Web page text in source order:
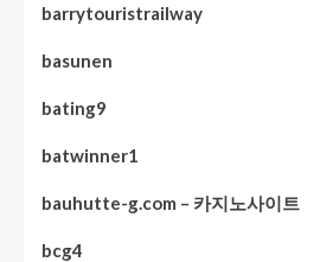
barrytouristrailway
basunen
bating9
batwinner1
bauhutte-g.com – 카지노사이트
bcg4